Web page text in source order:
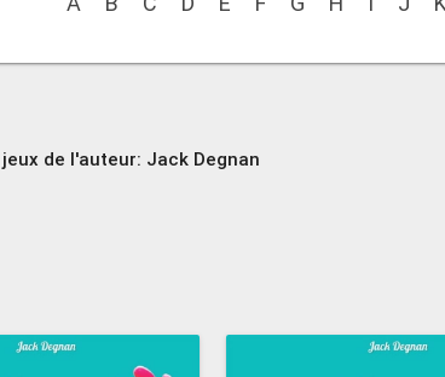
de l'auteur: Jack Degnan